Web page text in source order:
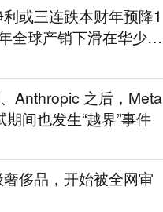
或三连跌本财年预降1
全球产销下滑在华少卖
Anthropic 之后，Meta
间也发生“越界”事件
侈品，开始被全网审